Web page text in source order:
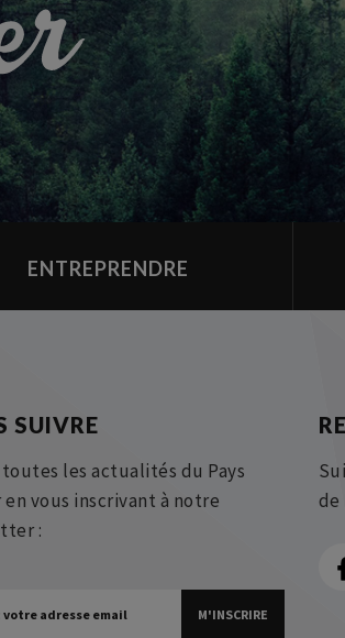
ENTREPRENDRE
SUIVRE
les actualités du Pays
en vous inscrivant à notre
:
de